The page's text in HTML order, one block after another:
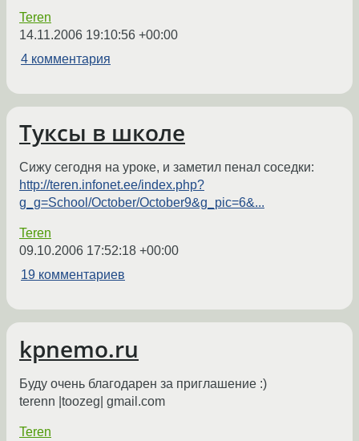
Teren
14.11.2006 19:10:56 +00:00
4 комментария
Туксы в школе
Сижу сегодня на уроке, и заметил пенал соседки:
http://teren.infonet.ee/index.php?
g_g=School/October/October9&g_pic=6&...
Teren
09.10.2006 17:52:18 +00:00
19 комментариев
kpnemo.ru
Буду очень благодарен за приглашение :)
terenn |toozeg| gmail.com
Teren